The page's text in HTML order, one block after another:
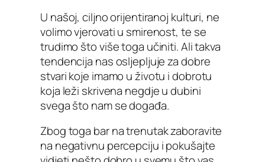
U našoj, ciljno orijentiranoj kulturi, ne
volimo vjerovati u smirenost, te se
trudimo što više toga učiniti. Ali takva
tendencija nas osljepljuje za dobre
stvari koje imamo u životu i dobrotu
koja leži skrivena negdje u dubini
svega što nam se događa.
Zbog toga bar na trenutak zaboravite
na negativnu percepciju i pokušajte